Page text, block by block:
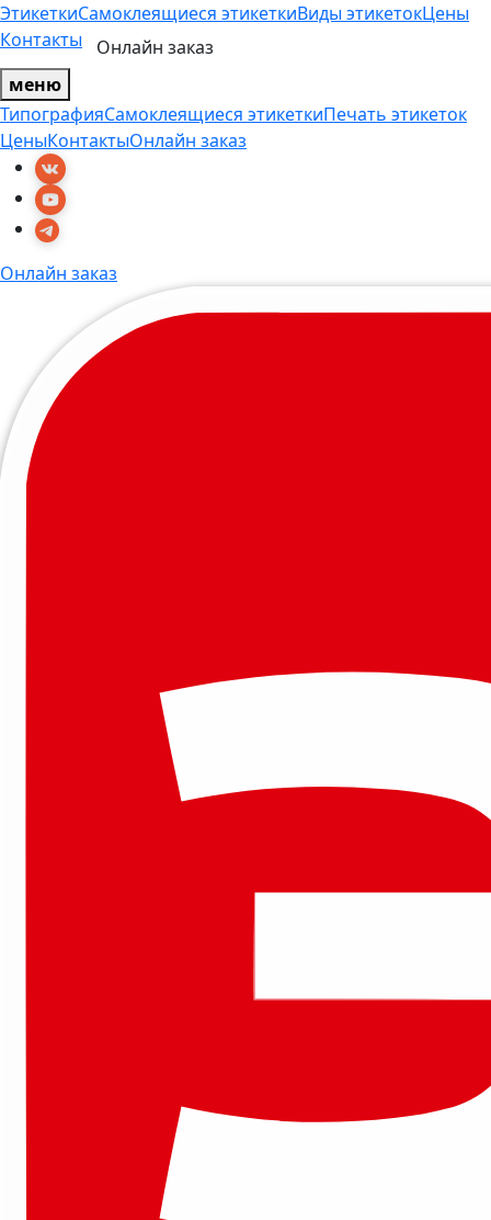
ЭтикеткиСамоклеящиеся этикеткиВиды этикетокЦены
Контакты
Онлайн заказ
меню
ТипографияСамоклеящиеся этикеткиПечать этикеток
ЦеныКонтактыОнлайн заказ
Онлайн заказ